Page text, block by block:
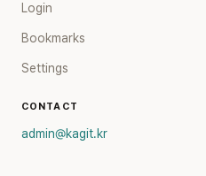
Login
Bookmarks
Settings
CONTACT
admin@kagit.kr